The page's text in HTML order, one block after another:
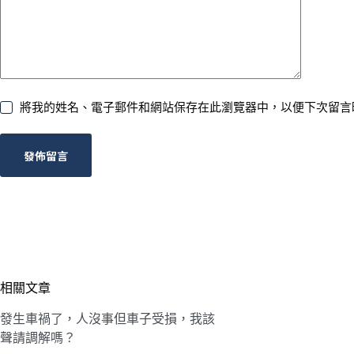
將我的姓名、電子郵件和網站保存在此瀏覽器中，以便下次留
發佈留言
相關文章
發生車禍了，人沒事但車子受損，我該
聲請調解嗎？